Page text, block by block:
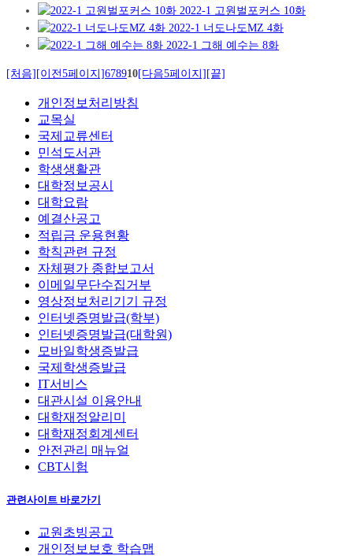
2022-1 고원벌포커스 10화
2022-1 너도나도MZ 4화
2022-1 그해 예수는 8화
[처음][이전5페이지]678910[다음5페이지][끝]
개인정보처리방침
교목실
국제교류센터
민석도서관
학생생활관
대학정보공시
대학요람
예결산공고
적립금 운용현황
학칙관련 규정
자체평가 종합보고서
이메일무단수집거부
영상정보처리기기 규정
인터넷증명발급(학부)
인터넷증명발급(대학원)
모바일학생증발급
국제학생증발급
IT서비스
대관시설 이용안내
대학재정알리미
대학재정회계센터
안전관리 매뉴얼
CBT시험
관련사이트 바로가기
교원초빙공고
개인정보보호 학습맵